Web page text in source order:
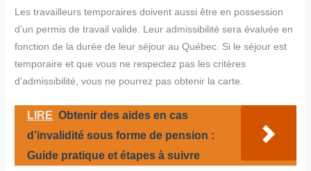
Les travailleurs temporaires doivent aussi être en possession
d’un permis de travail valide. Leur admissibilité sera évaluée en
fonction de la durée de leur séjour au Québec. Si le séjour est
temporaire et que vous ne respectez pas les critères
d’admissibilité, vous ne pourrez pas obtenir la carte.
LIRE Obtenir des aides en cas
d’invalidité sous forme de pension :
Guide pratique et étapes à suivre